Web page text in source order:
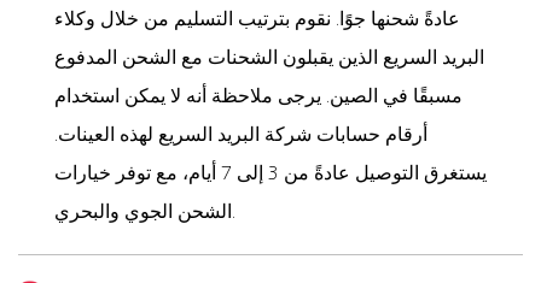
عادةً شحنها جوًا. نقوم بترتيب التسليم من خلال وكلاء
البريد السريع الذين يقبلون الشحنات مع الشحن المدفوع
مسبقًا في الصين. يرجى ملاحظة أنه لا يمكن استخدام
أرقام حسابات شركة البريد السريع لهذه العينات.
يستغرق التوصيل عادةً من 3 إلى 7 أيام، مع توفر خيارات
الشحن الجوي والبحري.